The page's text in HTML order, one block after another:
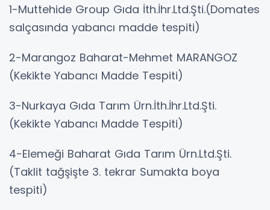
1-Muttehide Group Gıda İth.İhr.Ltd.Şti.(Domates
salçasında yabancı madde tespiti)
2-Marangoz Baharat-Mehmet MARANGOZ
(Kekikte Yabancı Madde Tespiti)
3-Nurkaya Gıda Tarım Ürn.İth.İhr.Ltd.Şti.
(Kekikte Yabancı Madde Tespiti)
4-Elemeği Baharat Gıda Tarım Ürn.Ltd.Şti.
(Taklit tağşişte 3. tekrar Sumakta boya
tespiti)